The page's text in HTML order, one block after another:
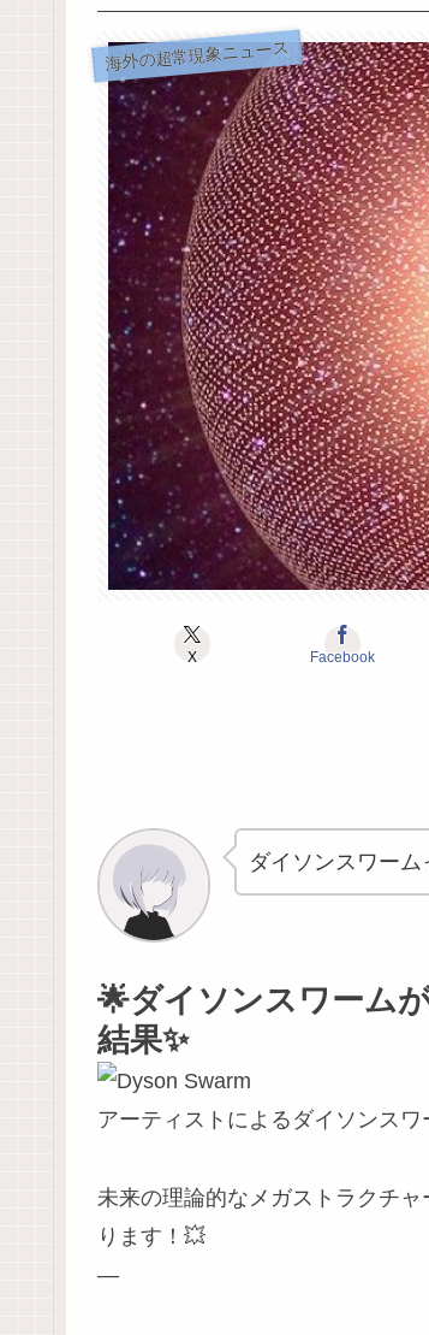
海外の超常現象ニュース
X Facebook
ダイソンスワー
🌟ダイソンスワーム
結果✨
アーティストによるダイソンスワ
未来の理論的なメガストラクチ
ります！💥
—